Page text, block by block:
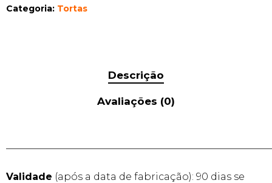
Categoria: Tortas
Descrição
Avaliações (0)
Validade (após a data de fabricação): 90 dias se